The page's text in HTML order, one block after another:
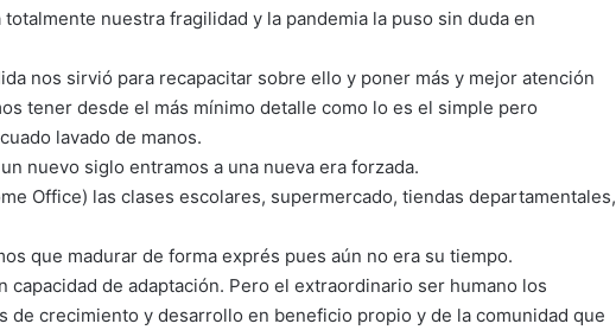
nuestra fragilidad y la pandemia la puso sin duda en
nos sirvió para recapacitar sobre ello y poner más y mejor atención
tener desde el más mínimo detalle como lo es el simple pero
lavado de manos.
nuevo siglo entramos a una nueva era forzada.
Office) las clases escolares, supermercado, tiendas departamentales,
que madurar de forma exprés pues aún no era su tiempo.
capacidad de adaptación. Pero el extraordinario ser humano los
de crecimiento y desarrollo en beneficio propio y de la comunidad que